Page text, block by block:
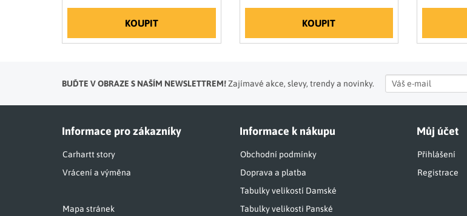
KOUPIT KOUPIT
BUĎTE V OBRAZE S NAŠÍM NEWSLETTREM!Zajímavé akce, slevy, trendy a novinky.
Informace pro zákazníky
Carhartt story
Vrácení a výměna
Mapa stránek
Informace k nákupu
Obchodní podmínky
Doprava a platba
Tabulky velikostí Damské
Tabulky velikosti Panské
Můj účet
Přihlášení
Registrace